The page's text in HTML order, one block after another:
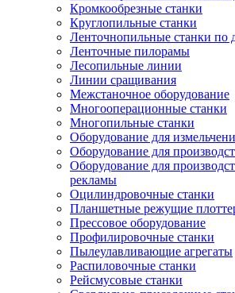
Кромкообрезные станки
Круглопильные станки
Ленточнопильные станки по
Ленточные пилорамы
Лесопильные линии
Линии сращивания
Межстаночное оборудование
Многооперационные станки
Многопильные станки
Оборудование для
Оборудование для
Оборудование для
рекламы
Оцилиндровочные станки
Планшетные режущие
Прессовое оборудование
Профилировочные станки
Пылеулавливающие агрегаты
Распиловочные станки
Рейсмусовые станки